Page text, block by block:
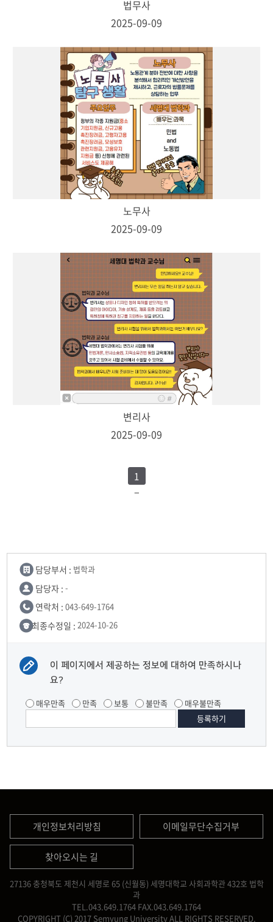
법무사
2025-09-09
노무사
2025-09-09
변리사
2025-09-09
1
담당부서 : 법학과
담당자 : -
연락처 : 043-649-1764
최종수정일 : 2024-10-26
이 페이지에서 제공하는 정보에 대하여 만족하시나
요?
매우만족 만족 보통 불만족 매우불만족
개인정보처리방침 이메일무단수집거부
찾아오시는 길
27136 충청북도 제천시 세명로 65 (신월동) 세명대학교 사회과학관 432호 법학
과
TEL.043.649.1764 FAX.043.649.1764
COPYRIGHT (C) 2017 Semyung University ALL RIGHTS RESERVED.